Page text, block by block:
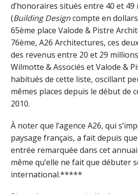
d’honoraires situés entre 40 et
(Building Designcompte en
65ème place Valode & Pistre
76ème, A26 Architectures, ces
des revenus entre 20 et 29
Wilmotte & Associés et Valode &
habitués de cette liste, oscillant
mêmes places depuis le début de
2010.
À noter que l’agence A26, qui
paysage français, a fait depuis
entrée remarquée dans cet
même qu’elle ne fait que débuter
international.*****